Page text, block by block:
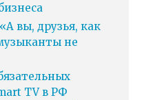
вы, друзья, как
не
TV в РФ